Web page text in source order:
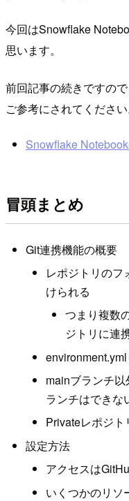
今回はSnowflake
思います。
前回記事の続きですの
ご参考にされてください
Snowflake
冒頭まとめ
Git連携機能の概要
レポジトリの
けられる
つまり複数
ジトリに連
mainブランチ
ランチはできな
Privateレポジ
設定方法
アクセスは
いくつかのリソ